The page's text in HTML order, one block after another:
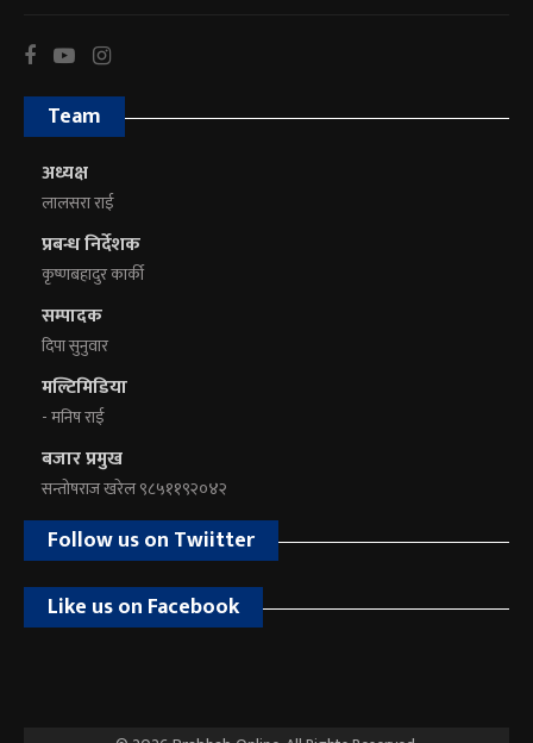
Team
अध्यक्ष
लालसरा राई
प्रबन्ध निर्देशक
कृष्णबहादुर कार्की
सम्पादक
दिपा सुनुवार
मल्टिमिडिया
- मनिष राई
बजार प्रमुख
सन्तोषराज खरेल ९८५११९२०४२
Follow us on Twiitter
Like us on Facebook